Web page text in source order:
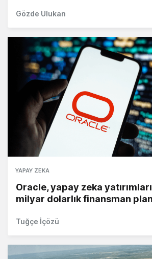
Gözde Ulukan
YAPAY ZEKA
Oracle, yapay zeka
milyar dolarlık finansman
Tuğçe İçözü